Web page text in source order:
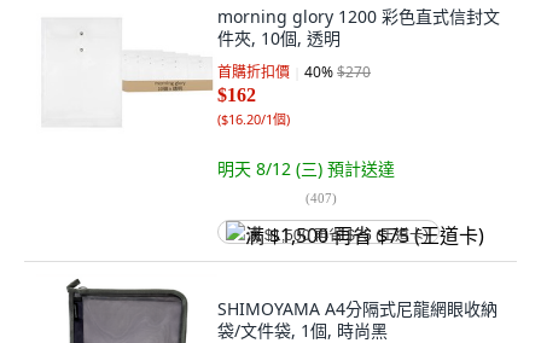
morning glory 1200 彩色直式信封文
件夾, 10個, 透明
首購折扣價 40%$270
$162
($16.20/1個)
明天 8/12 (三) 預計送達
(407)
满 $1,500 再省 $75 (王道卡)
SHIMOYAMA A4分隔式尼龍網眼收納
袋/文件袋, 1個, 時尚黑